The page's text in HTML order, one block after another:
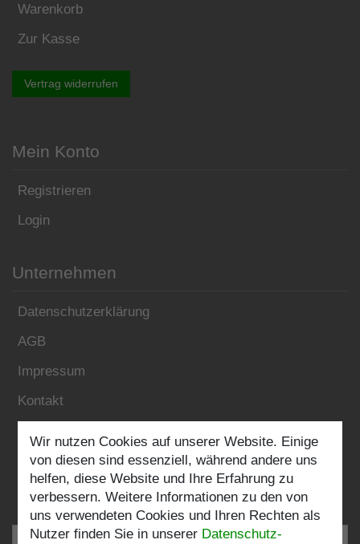
Warenkorb
Zur Kasse
Vertrag widerrufen
Mein Konto
Registrieren
Login
Unternehmen
Datenschutzerklärung
AGB
Impressum
Kontakt
Folgen Sie uns:
Wir nutzen Cookies auf unserer Website. Einige
von diesen sind essenziell, während andere uns
helfen, diese Website und Ihre Erfahrung zu
verbessern. Weitere Informationen zu den von
uns verwendeten Cookies und Ihren Rechten als
Nutzer finden Sie in unserer Daten­schutz­